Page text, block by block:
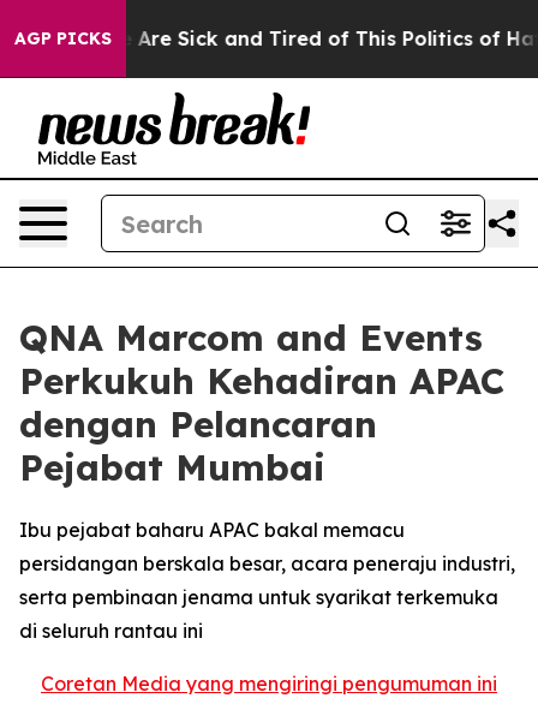
AGP PICKS
“People Are Sick and Tired of This Politics of
QNA Marcom and Events
Perkukuh Kehadiran APAC
dengan Pelancaran
Pejabat Mumbai
Ibu pejabat baharu APAC bakal memacu
persidangan berskala besar, acara peneraju industri,
serta pembinaan jenama untuk syarikat terkemuka
di seluruh rantau ini
Coretan Media yang mengiringi pengumuman ini